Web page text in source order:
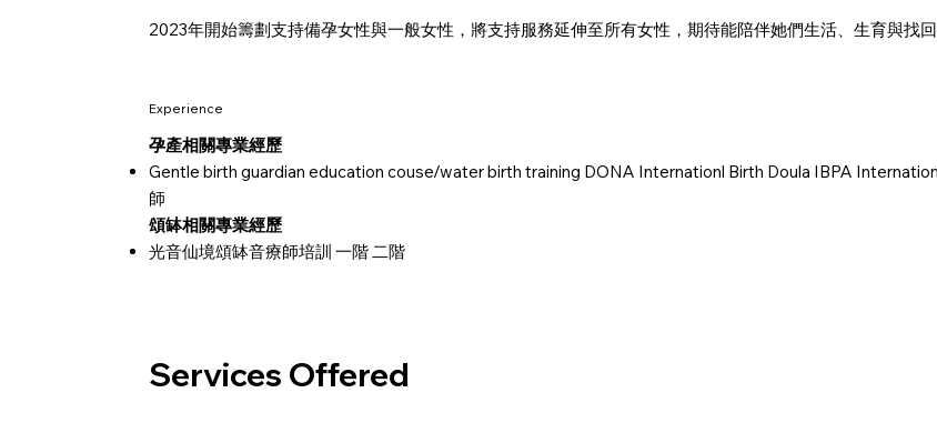
2023年開始籌劃支持備孕女性與一般女性，將支持服務延伸至所有女性，期待能陪伴她們生活、生育與找
Experience
孕產相關專業經歷
Gentle birth guardian education couse/water birth training DONA Internationl Birth Doula IBPA
師
頌缽相關專業經歷
光音仙境頌缽音療師培訓 一階 二階
Services Offered